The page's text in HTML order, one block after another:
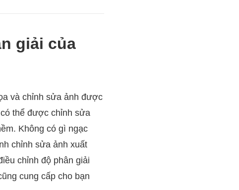
giải của
và chỉnh sửa ảnh được
thể được chỉnh sửa
Không có gì ngạc
chỉnh sửa ảnh xuất
chỉnh độ phân giải
cung cấp cho bạn